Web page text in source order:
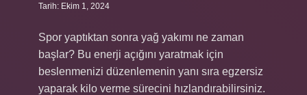
Tarih: Ekim 1, 2024
Spor yaptıktan sonra yağ yakımı ne zaman
başlar? Bu enerji açığını yaratmak için
beslenmenizi düzenlemenin yanı sıra egzersiz
yaparak kilo verme sürecini hızlandırabilirsiniz.